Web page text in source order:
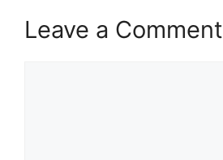
Leave a Comment